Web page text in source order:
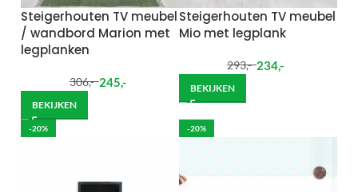
Steigerhouten TV meubel
/ wandbord Marion met
legplanken
306,- 245,-
BEKIJKEN
Steigerhouten TV meubel
Mio met legplank
293,- 234,-
BEKIJKEN
-20% -20%